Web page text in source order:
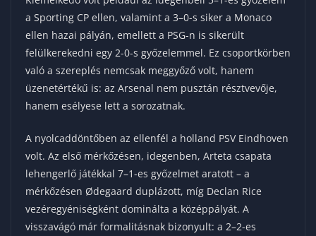
a Sporting CP ellen, valamint a 3–0-s siker a Monaco
ellen hazai pályán, emellett a PSG-n is sikerült
felülkerekedni egy 2-0-s győzelemmel. Ez csoportkörben
való a szereplés nemcsak meggyőző volt, hanem
üzenetértékű is: az Arsenal nem pusztán résztvevője,
hanem esélyese lett a sorozatnak.
A nyolcaddöntőben az ellenfél a holland PSV Eindhoven
volt. Az első mérkőzésen, idegenben, Arteta csapata
lehengerlő játékkal 7–1-es győzelmet aratott – a
mérkőzésen Ødegaard duplázott, míg Declan Rice
vezéregyéniségként dominálta a középpályát. A
visszavágó már formalitásnak bizonyult: a 2–2-es